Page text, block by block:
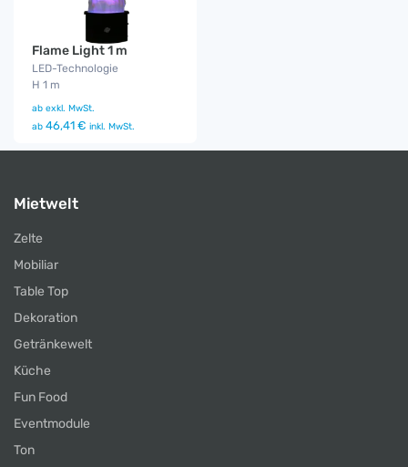
Flame Light 1 m
LED-Technologie
H 1 m
ab exkl. MwSt.
ab 46,41 € inkl. MwSt.
Mietwelt
Zelte
Mobiliar
Table Top
Dekoration
Getränkewelt
Küche
Fun Food
Eventmodule
Ton